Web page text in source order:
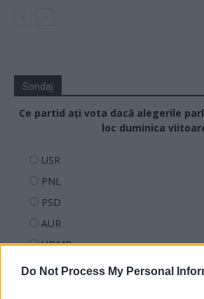
Do Not Process My Personal
Sondaj
Ce partid ați vota dacă alegerile
loc duminica
USR
PNL
PSD
AUR
UDMR
PMP (Tomac)